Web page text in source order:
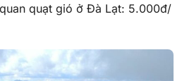
quạt gió ở Đà Lạt: 5.000đ/